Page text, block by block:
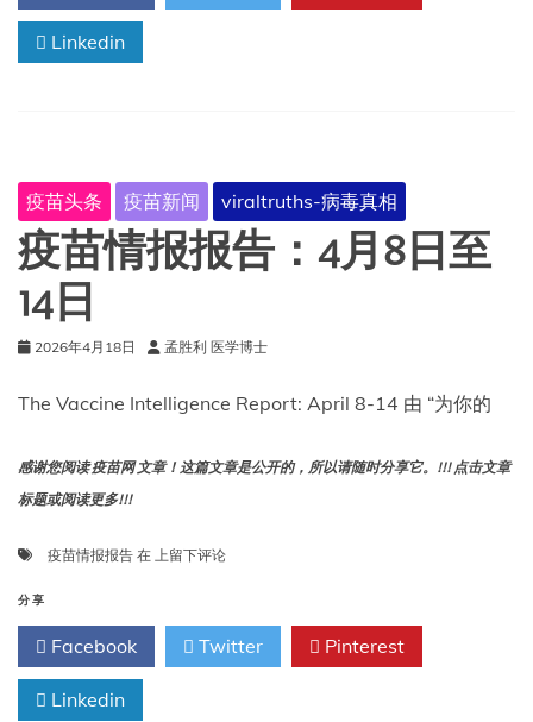
告：
日
Linkedin
疫苗头条 疫苗新闻 viraltruths-病毒真相
疫苗情报报告：4月8日至
14日
2026年4月18日 孟胜利 医学博士
The Vaccine Intelligence Report: April 8-14 由 “为你的
感谢您阅读 疫苗网 文章！这篇文章是公开的，所以请随时分享它。!!! 点击文章
标题或阅读更多!!!
疫苗情报报告 在 疫
报
告：
上留下评论
分享
Facebook Twitter Pinterest
Linkedin